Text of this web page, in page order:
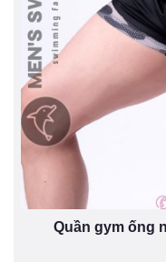
Quần gym ống